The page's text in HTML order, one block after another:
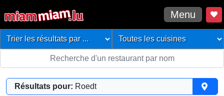
Menu
Résultats pour: Roedt